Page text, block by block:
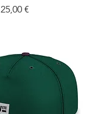
Preço
25,00 €